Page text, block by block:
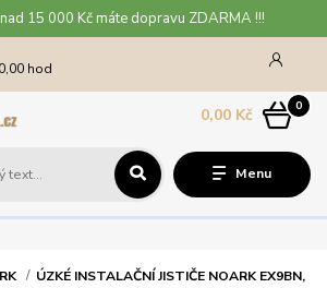
15 000 Kč máte dopravu ZDARMA !!!
Menu
hod
0
0,00 Kč
ÚZKÉ INSTALAČNÍ JISTIČE NOARK EX9BN,